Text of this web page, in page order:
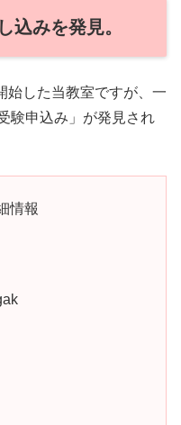
込みを発見。
始した当教室ですが、一
験申込み」が発見され
情報